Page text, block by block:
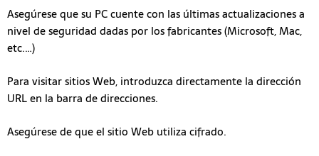
Asegúrese que su PC cuente con las últimas actualizaciones a
nivel de seguridad dadas por los fabricantes (Microsoft, Mac,
etc.…)
Para visitar sitios Web, introduzca directamente la dirección
URL en la barra de direcciones.
Asegúrese de que el sitio Web utiliza cifrado.